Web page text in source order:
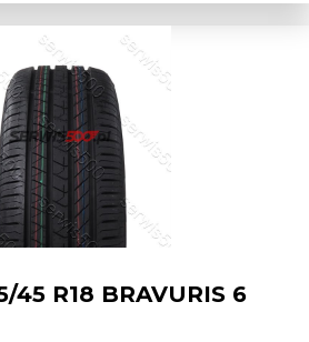
45 R18 BRAVURIS 6